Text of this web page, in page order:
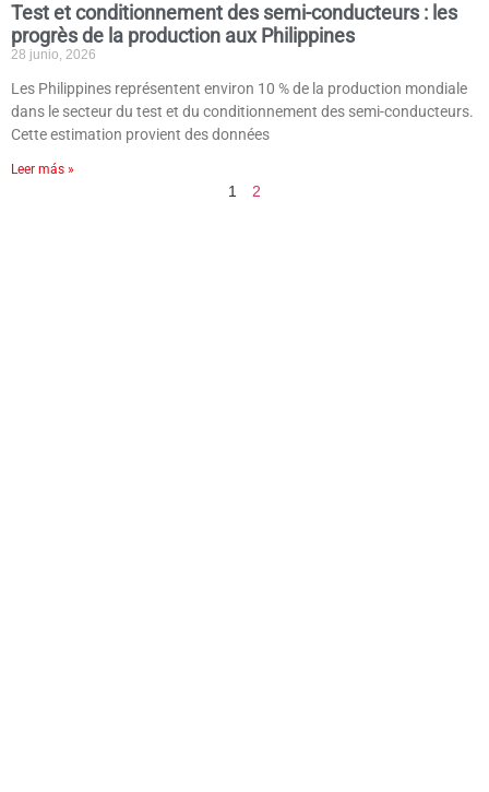
Test et conditionnement des semi-conducteurs : les
progrès de la production aux Philippines
28 junio, 2026
Les Philippines représentent environ 10 % de la production mondiale
dans le secteur du test et du conditionnement des semi-conducteurs.
Cette estimation provient des données
Leer más »
1 2